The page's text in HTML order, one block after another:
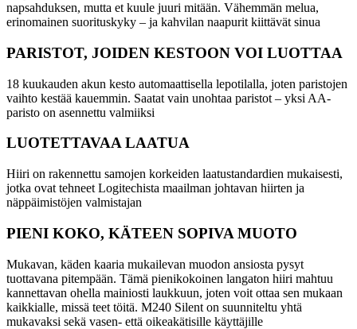
napsahduksen, mutta et kuule juuri mitään. Vähemmän melua,
erinomainen suorituskyky – ja kahvilan naapurit kiittävät sinua
PARISTOT, JOIDEN KESTOON VOI LUOTTAA
18 kuukauden akun kesto automaattisella lepotilalla, joten paristojen
vaihto kestää kauemmin. Saatat vain unohtaa paristot – yksi AA-
paristo on asennettu valmiiksi
LUOTETTAVAA LAATUA
Hiiri on rakennettu samojen korkeiden laatustandardien mukaisesti,
jotka ovat tehneet Logitechista maailman johtavan hiirten ja
näppäimistöjen valmistajan
PIENI KOKO, KÄTEEN SOPIVA MUOTO
Mukavan, käden kaaria mukailevan muodon ansiosta pysyt
tuottavana pitempään. Tämä pienikokoinen langaton hiiri mahtuu
kannettavan ohella mainiosti laukkuun, joten voit ottaa sen mukaan
kaikkialle, missä teet töitä. M240 Silent on suunniteltu yhtä
mukavaksi sekä vasen- että oikeakätisille käyttäjille